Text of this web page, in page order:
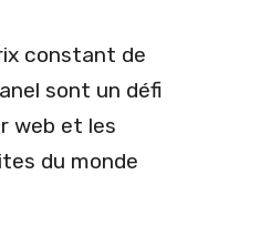
constant de
sont un défi
web et les
du monde